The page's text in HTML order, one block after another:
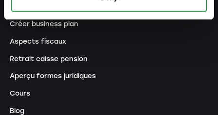
Créer business plan
Aspects fiscaux
Retrait caisse pension
Aperçu formes juridiques
Cours
Blog